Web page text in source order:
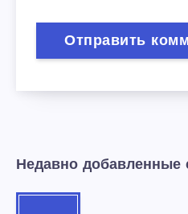
Недавно добавленные